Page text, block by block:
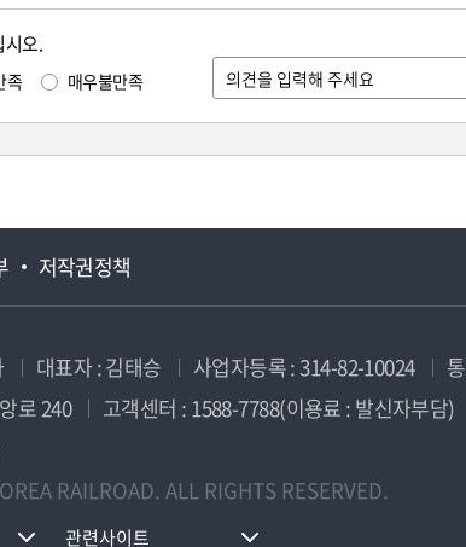
시오.
족 매우불만족
저작권정책
대표자 : 김태승 사업자등록 : 314-82-10024
로 240
고객센터 : 1588-7788(이용료 : 발신자부담)
RAILROAD. ALL RIGHTS RESERVED.
관련사이트